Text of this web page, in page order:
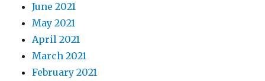
June 2021
May 2021
April 2021
March 2021
February 2021